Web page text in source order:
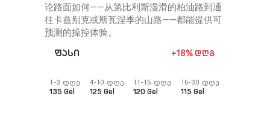
论路面如何——从第比利斯湿滑的柏油路到通
往卡兹别克或斯瓦涅季的山路——都能提供可
预测的操控体验。
ფასი
1-3 დღე
135 Gel
4-10 დღე
125 Gel
11-15 დღე
120 Gel
16-30 დღე
115 Gel
+18% დღგ